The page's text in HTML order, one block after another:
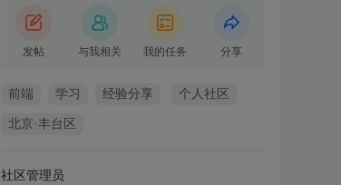
发帖 与我相关 我的任务 分享
前端 学习 经验分享 个人社区
北京·丰台区
社区管理员